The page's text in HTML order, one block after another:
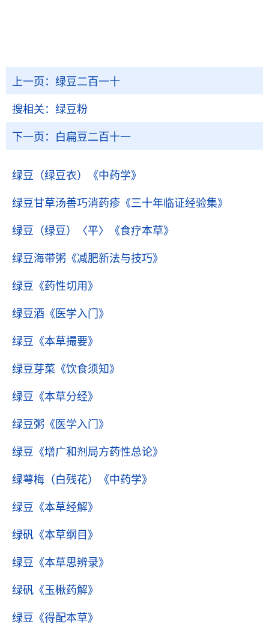
上一页： 绿豆二百一十
搜相关： 绿豆粉
下一页： 白扁豆二百十一
绿豆（绿豆衣） 《中药学》
绿豆甘草汤善巧消药疹 《三十年临证经验集》
绿豆（绿豆）〈平〉 《食疗本草》
绿豆海带粥 《减肥新法与技巧》
绿豆 《药性切用》
绿豆酒 《医学入门》
绿豆 《本草撮要》
绿豆芽菜 《饮食须知》
绿豆 《本草分经》
绿豆粥 《医学入门》
绿豆 《增广和剂局方药性总论》
绿萼梅（白残花） 《中药学》
绿豆 《本草经解》
绿矾 《本草纲目》
绿豆 《本草思辨录》
绿矾 《玉楸药解》
绿豆 《得配本草》